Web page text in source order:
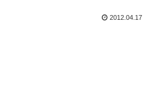
2012.04.17